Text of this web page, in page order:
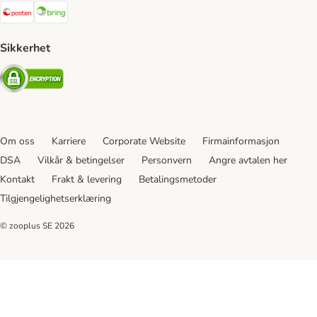
Posten Shipping Method
Sikkerhet
Security
Om oss Karriere Corporate Website
Firmainformasjon
DSA
Vilkår & betingelser Personvern
Angre avtalen her
Kontakt
Frakt & levering
Betalingsmetoder
Tilgjengelighetserklæring
© zooplus SE 2026